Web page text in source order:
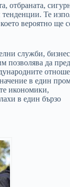
отбраната,
Те
вероятно ще
служби,
позволява да
в един
икономики,
в един бързо